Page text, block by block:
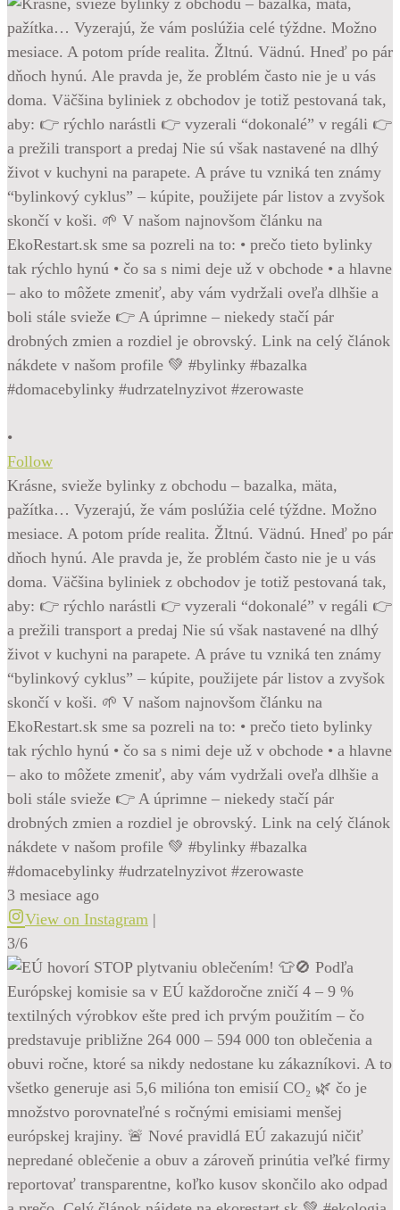
•
Follow
Krásne, svieže bylinky z obchodu – bazalka, mäta,
pažítka… Vyzerajú, že vám poslúžia celé týždne. Možno
mesiace. A potom príde realita. Žltnú. Vädnú. Hneď po pár
dňoch hynú. Ale pravda je, že problém často nie je u vás
doma. Väčšina byliniek z obchodov je totiž pestovaná tak,
aby: 👉 rýchlo narástli 👉 vyzerali “dokonalé” v regáli 👉
a prežili transport a predaj Nie sú však nastavené na dlhý
život v kuchyni na parapete. A práve tu vzniká ten známy
“bylinkový cyklus” – kúpite, použijete pár listov a zvyšok
skončí v koši. 🌱 V našom najnovšom článku na
EkoRestart.sk sme sa pozreli na to: • prečo tieto bylinky
tak rýchlo hynú • čo sa s nimi deje už v obchode • a hlavne
– ako to môžete zmeniť, aby vám vydržali oveľa dlhšie a
boli stále svieže 👉 A úprimne – niekedy stačí pár
drobných zmien a rozdiel je obrovský. Link na celý článok
nákdete v našom profile 💚 #bylinky #bazalka
#domacebylinky #udrzatelnyzivot #zerowaste
3 mesiace ago
View on Instagram |
3/6